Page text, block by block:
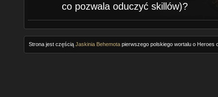
co pozwala oduczyć skillów)?
Strona jest częścią Jaskinia Behemotapierwszego polskiego wortalu o Heroes